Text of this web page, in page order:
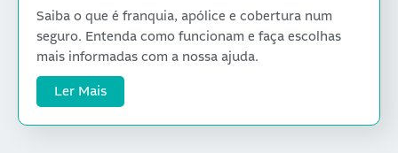
Saiba o que é franquia, apólice e cobertura num
seguro. Entenda como funcionam e faça escolhas
mais informadas com a nossa ajuda.
Ler Mais